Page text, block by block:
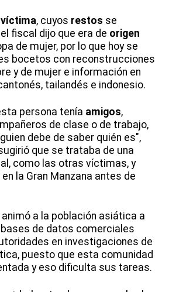
víctima, cuyos restos se
fiscal dijo que era de origen
de mujer, por lo que hoy se
bocetos con reconstrucciones
y de mujer e información en
tailandés e indonesio.
persona tenía amigos,
de clase o de trabajo,
debe de saber quién es",
que se trataba de una
como las otras víctimas, y
la Gran Manzana antes de
animó a la población asiática a
de datos comerciales
en investigaciones de
puesto que esta comunidad
y eso dificulta sus tareas.